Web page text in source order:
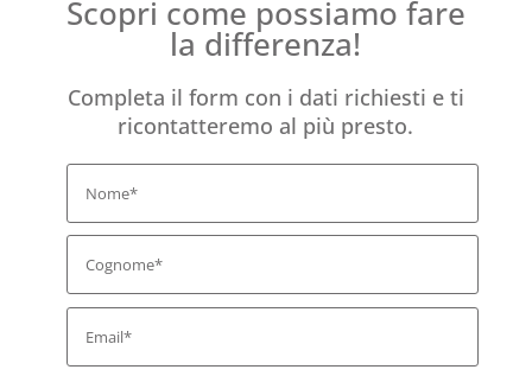
Scopri come possiamo fare
la differenza!
Completa il form con i dati richiesti e ti
ricontatteremo al più presto.